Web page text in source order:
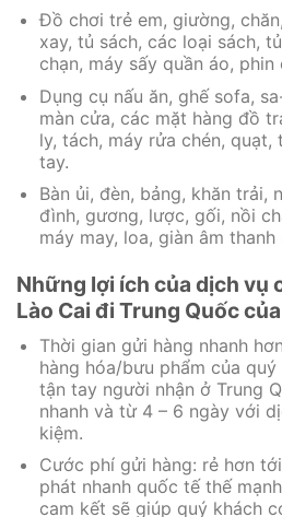
Đồ chơi trẻ em, giường,
xay, tủ sách, các loại sách,
chạn, máy sấy quần áo, phin
Dụng cụ nấu ăn, ghế sofa,
màn cửa, các mặt hàng đồ
ly, tách, máy rửa chén, quạt,
tay.
Bàn ủi, đèn, bảng, khăn trải,
đình, gương, lược, gối, nồi
máy may, loa, giàn âm
Những lợi ích của dịch vụ
Lào Cai đi Trung Quốc
Thời gian gửi hàng nhanh
hàng hóa/bưu phẩm của
tận tay người nhận ở Trung
nhanh và từ 4 – 6 ngày với
kiệm.
Cước phí gửi hàng: rẻ hơn
phát nhanh quốc tế thế
cam kết sẽ giúp quý khách